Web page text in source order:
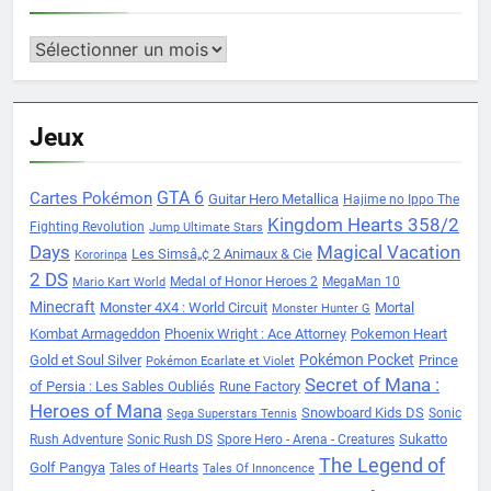
Archives
Jeux
Cartes Pokémon GTA 6 Guitar Hero Metallica Hajime no Ippo The
Fighting Revolution Jump Ultimate Stars Kingdom Hearts 358/2
Days Kororinpa Les Simsâ„¢ 2 Animaux & Cie Magical Vacation
2 DS Mario Kart World Medal of Honor Heroes 2 MegaMan 10
Minecraft Monster 4X4 : World Circuit Monster Hunter G Mortal
Kombat Armageddon Phoenix Wright : Ace Attorney Pokemon Heart
Gold et Soul Silver Pokémon Ecarlate et Violet Pokémon Pocket Prince
of Persia : Les Sables Oubliés Rune Factory Secret of Mana :
Heroes of Mana Sega Superstars Tennis Snowboard Kids DS Sonic
Rush Adventure Sonic Rush DS Spore Hero - Arena - Creatures Sukatto
Golf Pangya Tales of Hearts Tales Of Innoncence The Legend of